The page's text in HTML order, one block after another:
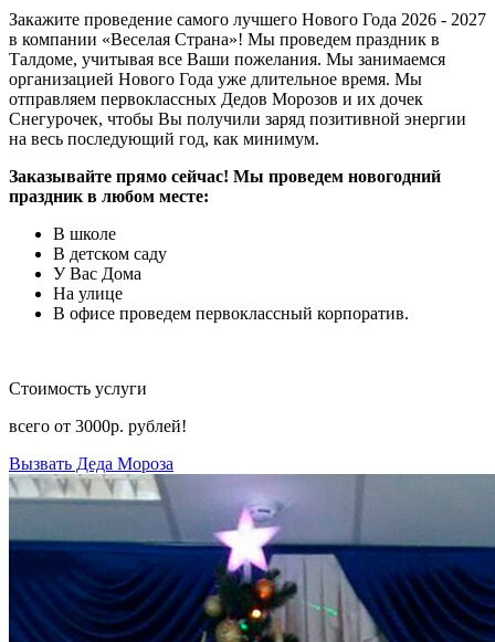
Закажите проведение самого лучшего Нового Года 2026 - 2027
в компании «Веселая Страна»! Мы проведем праздник в
Талдоме, учитывая все Ваши пожелания. Мы занимаемся
организацией Нового Года уже длительное время. Мы
отправляем первоклассных Дедов Морозов и их дочек
Снегурочек, чтобы Вы получили заряд позитивной энергии
на весь последующий год, как минимум.
Заказывайте прямо сейчас! Мы проведем новогодний
праздник в любом месте:
В школе
В детском саду
У Вас Дома
На улице
В офисе проведем первоклассный корпоратив.
Стоимость услуги
всего от 3000р. рублей!
Вызвать Деда Мороза